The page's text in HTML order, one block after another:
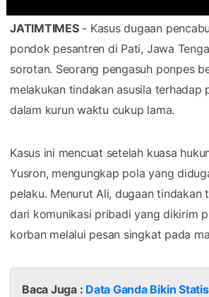
JATIMTIMES- Kasus dugaan
pondok pesantren di Pati, Jawa
sorotan. Seorang pengasuh ponpes
melakukan tindakan asusila terhadap
dalam kurun waktu cukup lama.
Kasus ini mencuat setelah kuasa
Yusron, mengungkap pola yang
pelaku. Menurut Ali, dugaan tindakan
dari komunikasi pribadi yang dikirim
korban melalui pesan singkat pada
Baca Juga : Data Ganda Bikin